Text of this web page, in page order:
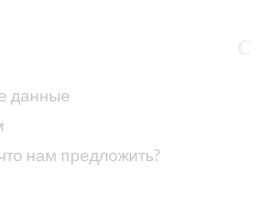
данные
нам предложить?